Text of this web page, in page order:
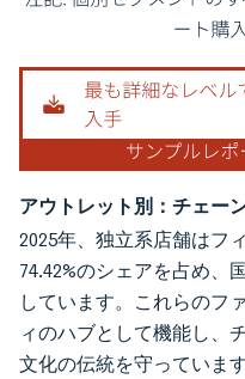
画像 © Mordor Intelligence。再利
アウトレット別：チェー
2025年、独立系店舗はフ
74.42%のシェアを占め、
しています。これらのフ
ィのハブとして機能し、
文化の伝統を守っていま